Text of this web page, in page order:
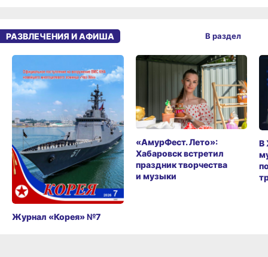
РАЗВЛЕЧЕНИЯ И АФИША
Журнал «Корея» №7
«АмурФест. Лето»:
Хабаровск встретил
праздник творчества
и музыки
В
В раздел